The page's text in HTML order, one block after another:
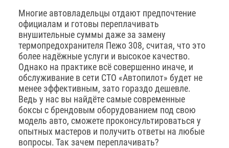
Многие автовладельцы отдают предпочтение
официалам и готовы переплачивать
внушительные суммы даже за замену
термопредохранителя Пежо 308, считая, что это
более надёжные услуги и высокое качество.
Однако на практике всё совершенно иначе, и
обслуживание в сети СТО «Автопилот» будет не
менее эффективным, зато гораздо дешевле.
Ведь у нас вы найдёте самые современные
боксы с брендовым оборудованием под свою
модель авто, сможете проконсультироваться у
опытных мастеров и получить ответы на любые
вопросы. Так зачем переплачивать?